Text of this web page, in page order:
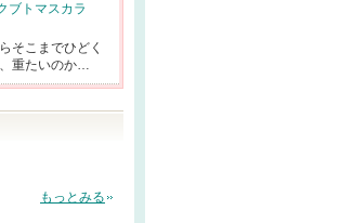
ブトマスカラ
そこまでひどく
重たいのか…
もっとみる